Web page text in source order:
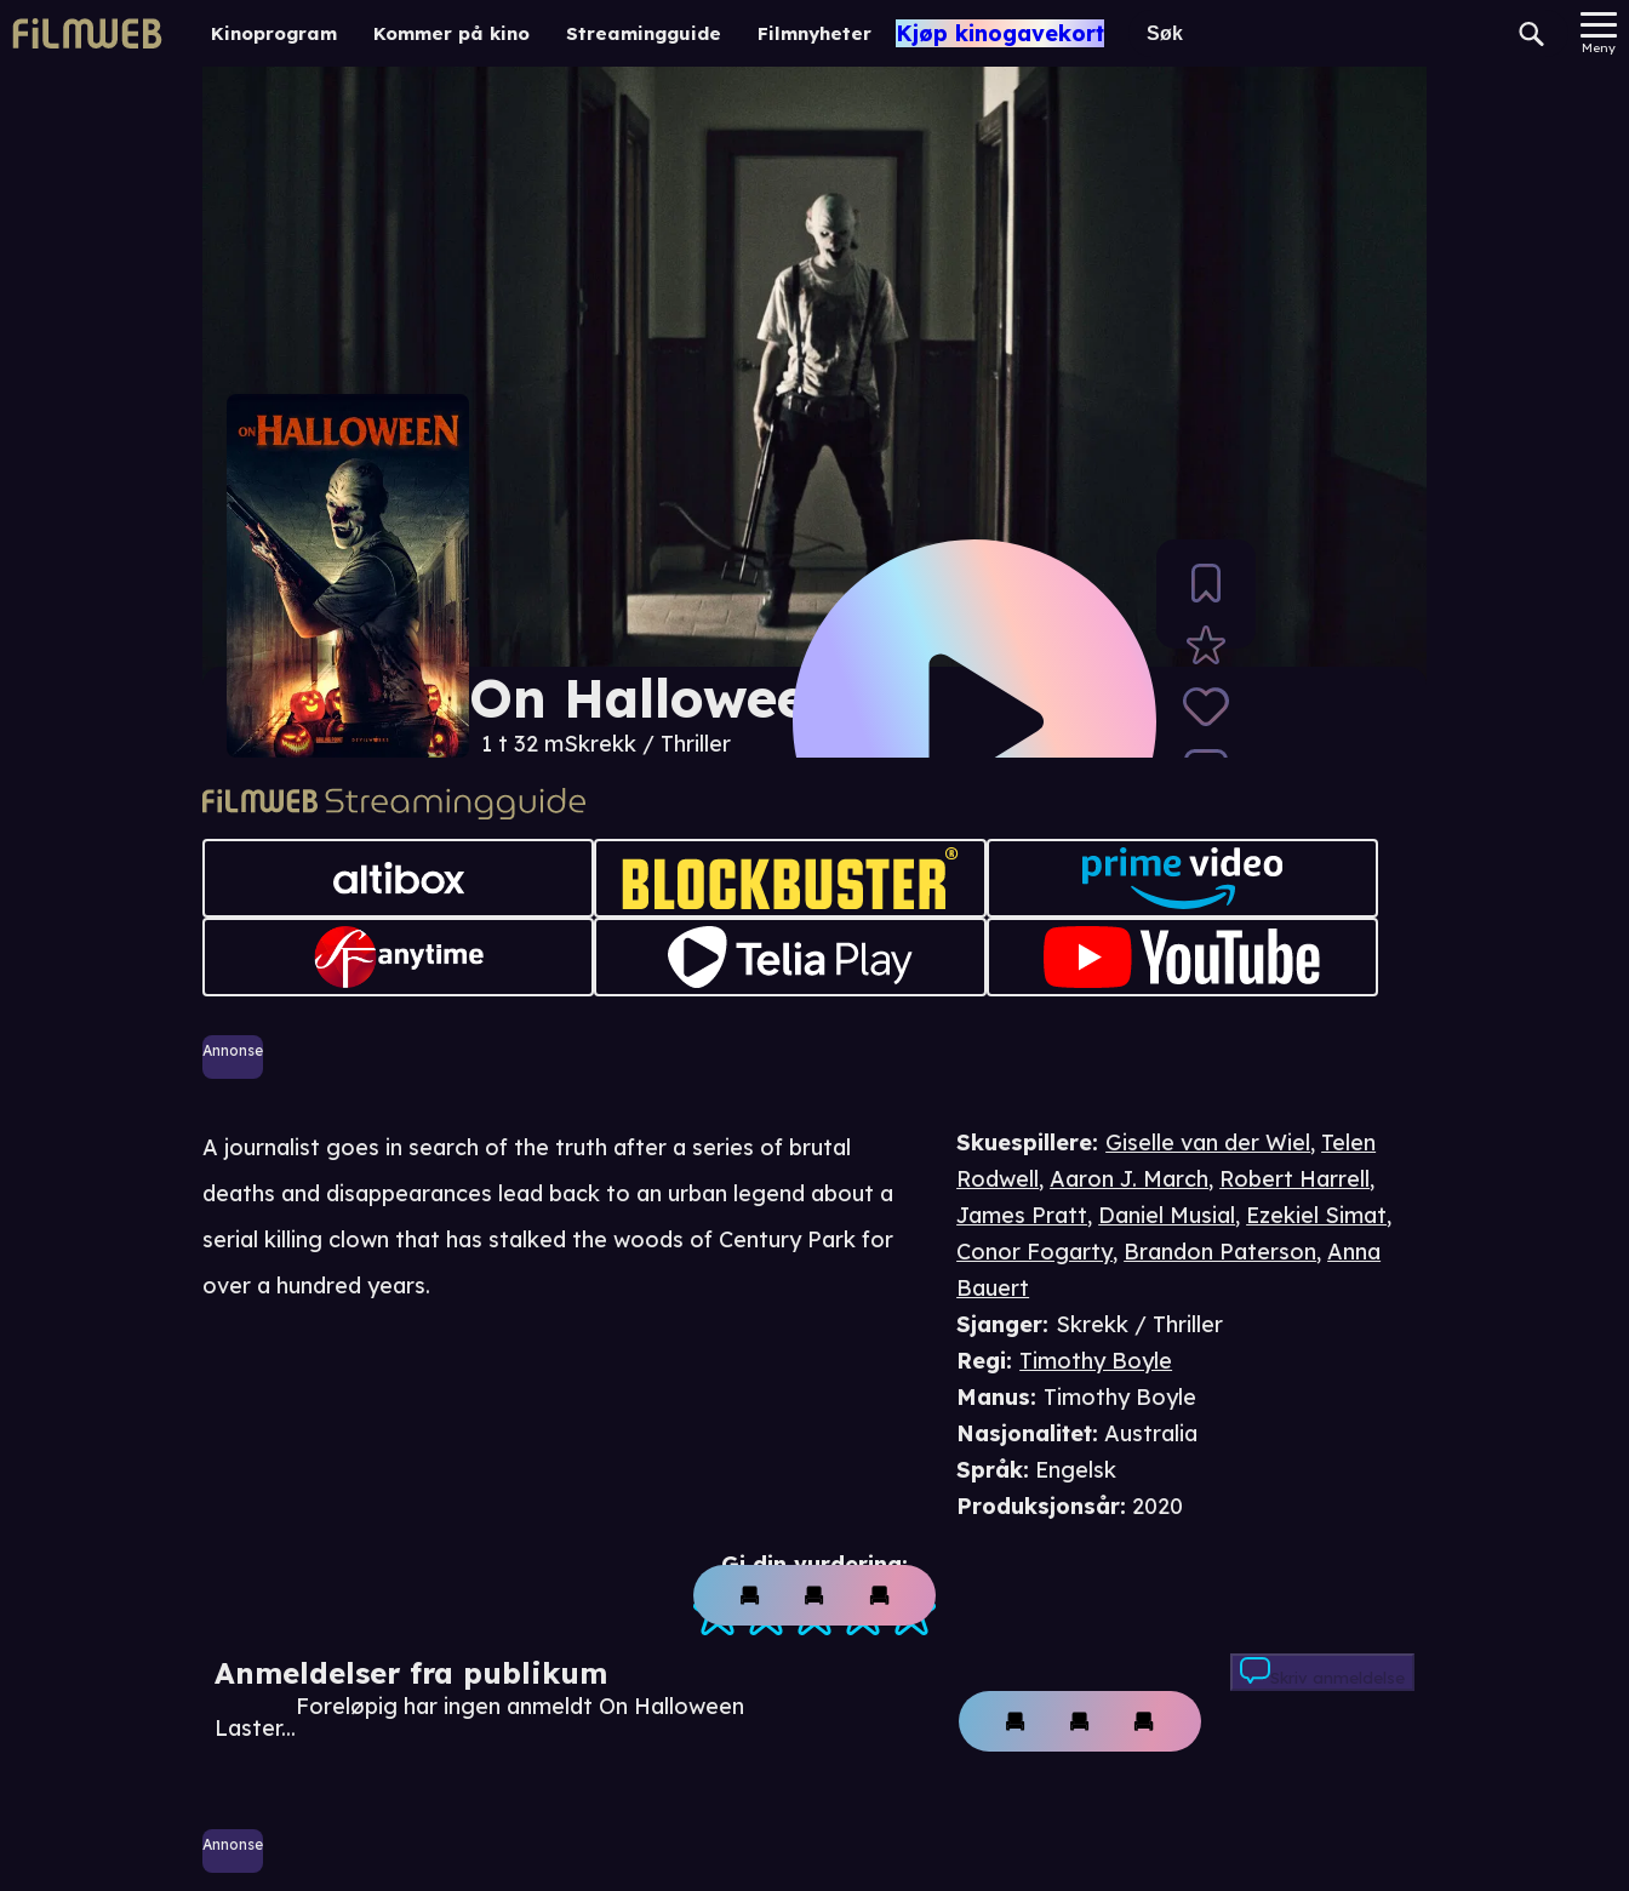
Kinoprogram Kommer på kino Streamingguide Filmnyheter Kjøp kinogavekort
Meny
On Halloween
1 t 32 mSkrekk / Thriller
Annonse
Gi din vurdering:
Anmeldelser fra publikum
Laster...
Foreløpig har ingen anmeldt On Halloween
Skriv anmeldelse
Annonse
Skuespillere: Giselle van der Wiel, Telen
Rodwell,Aaron J. March, Robert Harrell,
James Pratt, Daniel Musial, Ezekiel Simat,
Conor Fogarty, Brandon Paterson,Anna
Bauert
Sjanger: Skrekk / Thriller
Regi: Timothy Boyle
Manus: Timothy Boyle
Nasjonalitet: Australia
Språk: Engelsk
Produksjonsår: 2020
A journalist goes in search of the truth after a series of brutal
deaths and disappearances lead back to an urban legend about a
serial killing clown that has stalked the woods of Century Park for
over a hundred years.